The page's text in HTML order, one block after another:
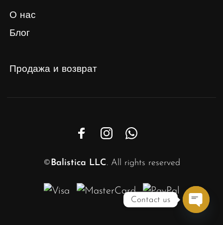
О нас
Блог
Продажа и возврат
© Balistica LLC. All rights reserved
Contact us